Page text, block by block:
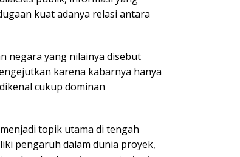
kuat adanya relasi antara
negara yang nilainya disebut
karena kabarnya hanya
cukup dominan
topik utama di tengah
pengaruh dalam dunia proyek,